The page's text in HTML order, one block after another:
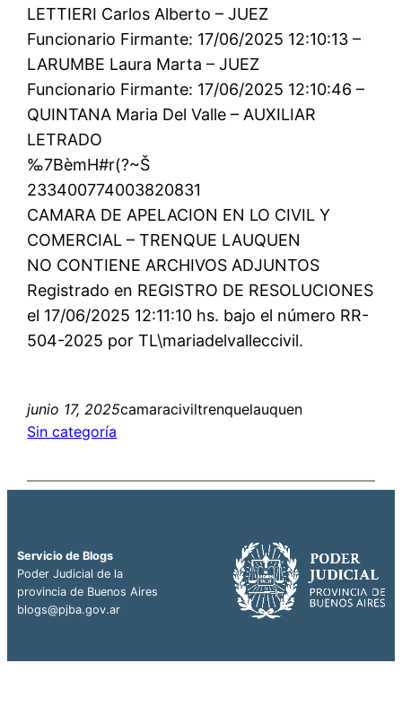
LETTIERI Carlos Alberto – JUEZ
Funcionario Firmante: 17/06/2025 12:10:13 –
LARUMBE Laura Marta – JUEZ
Funcionario Firmante: 17/06/2025 12:10:46 –
QUINTANA Maria Del Valle – AUXILIAR
LETRADO
‰7BèmH#r(?~Š
233400774003820831
CAMARA DE APELACION EN LO CIVIL Y
COMERCIAL – TRENQUE LAUQUEN
NO CONTIENE ARCHIVOS ADJUNTOS
Registrado en REGISTRO DE RESOLUCIONES
el 17/06/2025 12:11:10 hs. bajo el número RR-
504-2025 por TL\mariadelvalleccivil.
junio 17, 2025camaraciviltrenquelauquen
Sin categoría
Servicio de Blogs
Poder Judicial de la
provincia de Buenos Aires
blogs@pjba.gov.ar